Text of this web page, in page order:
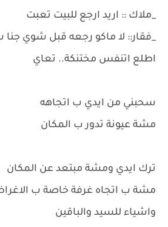
_ملاك :: اريد ارجع للبيت تعبت
_فقار:: لا ماكو رجعه قبل شوي جنا
اطلع اتنفس مختنكة.. تعاي
سحبني من ايدي ب اتجاهه
مشة عيونة تدور ب المكان
ترك ايدي ومشة مبتعد عن المكان
مشة ب اتجاه غرفة خاصة ب
واشياء للسيد والباقين